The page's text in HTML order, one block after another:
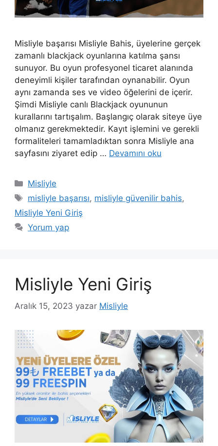
Misliyle başarısı Misliyle Bahis, üyelerine gerçek
zamanlı blackjack oyunlarına katılma şansı
sunuyor. Bu oyun profesyonel ticaret alanında
deneyimli kişiler tarafından oynanabilir. Oyun
aynı zamanda ses ve video öğelerini de içerir.
Şimdi Misliyle canlı Blackjack oyununun
kurallarını tartışalım. Başlangıç ​​olarak siteye üye
olmanız gerekmektedir. Kayıt işlemini ve gerekli
formaliteleri tamamladıktan sonra Misliyle ana
sayfasını ziyaret edip … Devamını oku
Kategoriler
Misliyle
Etiketler
misliyle başarısı, misliyle güvenilir bahis,
Misliyle Yeni Giriş
Yorum yap
Misliyle Yeni Giriş
Aralık 15, 2023 yazar Misliyle